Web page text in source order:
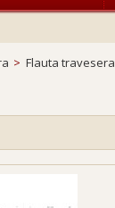
> Flauta travesera